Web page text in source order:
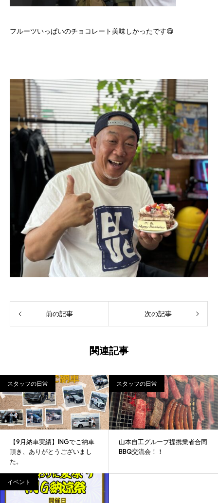
フルーツいっぱいのチョコレート美味しかったです😋
前の記事 次の記事
関連記事
スタッフの日常
【9月納車実績】INGでご納車
頂き、ありがとうございまし
た。
スタッフの日常
山本自工グループ提携業者合同
BBQ交流会！！
イベント